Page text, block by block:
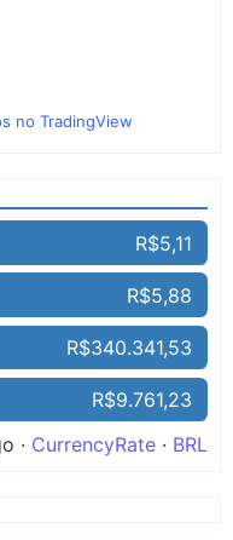
no TradingView
R$5,11
R$5,88
R$340.341,53
R$9.761,23
· CurrencyRate · BRL